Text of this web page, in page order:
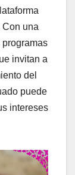
una
programas
invitan a
del
puede
intereses